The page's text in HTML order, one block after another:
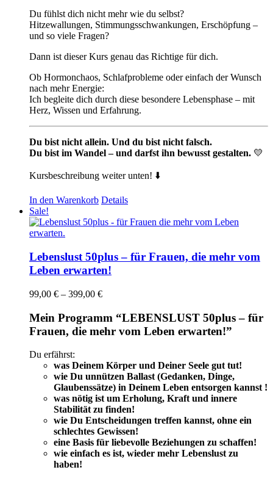
Du fühlst dich nicht mehr wie du selbst?
Hitzewallungen, Stimmungsschwankungen, Erschöpfung –
und so viele Fragen?
Dann ist dieser Kurs genau das Richtige für dich.
Ob Hormonchaos, Schlafprobleme oder einfach der Wunsch
nach mehr Energie:
Ich begleite dich durch diese besondere Lebensphase – mit
Herz, Wissen und Erfahrung.
Du bist nicht allein. Und du bist nicht falsch.
Du bist im Wandel – und darfst ihn bewusst gestalten. 💛
Kursbeschreibung weiter unten! ⬇️
In den Warenkorb Details
Sale!
Lebenslust 50plus – für Frauen, die mehr vom
Leben erwarten!
99,00 € – 399,00 €Preisspanne:
bis
399,00 €
Mein Programm “LEBENSLUST 50plus – für
Frauen, die mehr vom Leben erwarten!”
Du erfährst:
was Deinem Körper und Deiner Seele gut tut!
wie Du unnützen Ballast (Gedanken, Dinge,
Glaubenssätze) in Deinem Leben entsorgen kannst !
was nötig ist um Erholung, Kraft und innere
Stabilität zu finden!
wie Du Entscheidungen treffen kannst, ohne ein
schlechtes Gewissen!
eine Basis für liebevolle Beziehungen zu schaffen!
wie einfach es ist, wieder mehr Lebenslust zu
haben!